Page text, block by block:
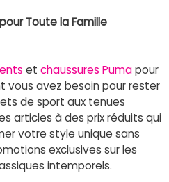
Toute la Famille
et chaussures Pumapour
avez besoin pour rester
de sport aux tenues
articles à des prix réduits qui
votre style unique sans
exclusives sur les
intemporels.